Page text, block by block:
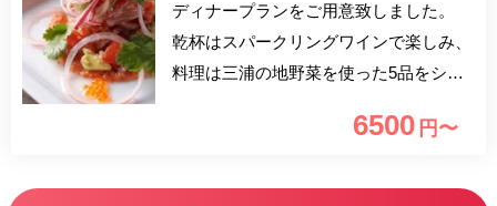
ディナープランをご用意致しました。
乾杯はスパークリングワインで楽しみ、
料理は三浦の地野菜を使った5品をシェ
ライブ、お二人の特別な時間をお過しく
6500 円〜